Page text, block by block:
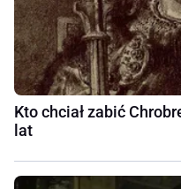
Kto chciał zabić
lat